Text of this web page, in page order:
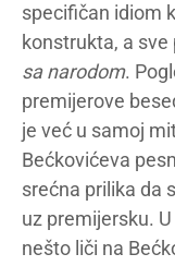
specifičan idiom
konstrukta, a
sa narodom.
premijerove
je već u samoj
Bećkovićeva
srećna prilika da
uz premijersku.
nešto liči na